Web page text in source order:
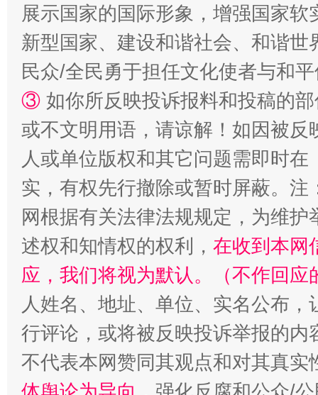
漫山遍野的桃花与雪山、麦地、白藏房 除
招工难、用工荒背后
展示国家的国际形象，增强国家
新型国家、建设和谐社会、和谐
民众/全民勇于担任文化使者与和
③ 如你所反映投诉报料和投稿的
或不文明用语，请谅解！如因被
人或单位版权和其它问题需即时在
实，有权先行撤除或暂时屏蔽。
网根据有关法律法规规定，为维
述权和知情权的权利， 在收到本网
应，我们将视为默认。（不作回应
人姓名、地址、单位、实名公布
行评论，或将被反映投诉举报的
不代表本网赞同其观点和对其真实